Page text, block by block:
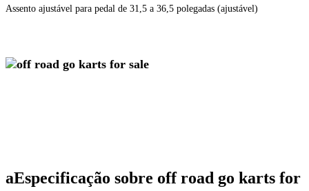
Assento ajustável para pedal de 31,5 a 36,5 polegadas (ajustável)
aEspecificação sobre off road go karts for